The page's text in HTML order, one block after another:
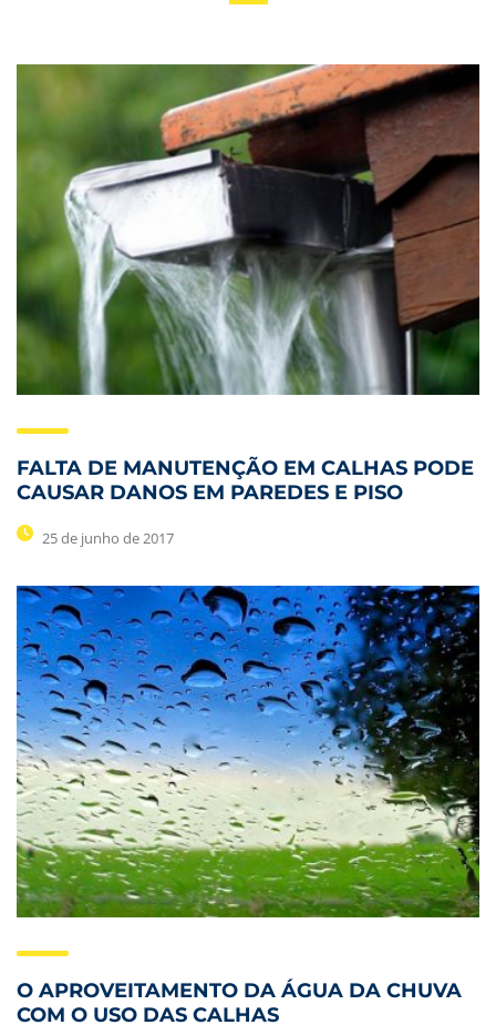
FALTA DE MANUTENÇÃO EM CALHAS PODE
CAUSAR DANOS EM PAREDES E PISO
25 de junho de 2017
O APROVEITAMENTO DA ÁGUA DA CHUVA
COM O USO DAS CALHAS